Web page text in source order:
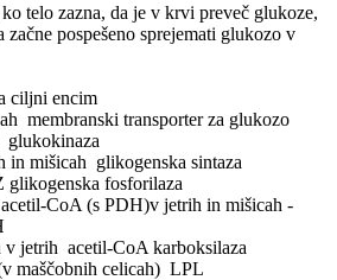
telo zazna, da je v krvi preveč glukoze,
začne pospešeno sprejemati glukozo v
ciljni encim
membranski transporter za glukozo
glukokinaza
in mišicah ­ glikogenska sintaza
glikogenska fosforilaza
CoA (s PDH)v jetrih in mišicah
v jetrih ­ acetil-CoA karboksilaza
maščobnih celicah) ­ LPL